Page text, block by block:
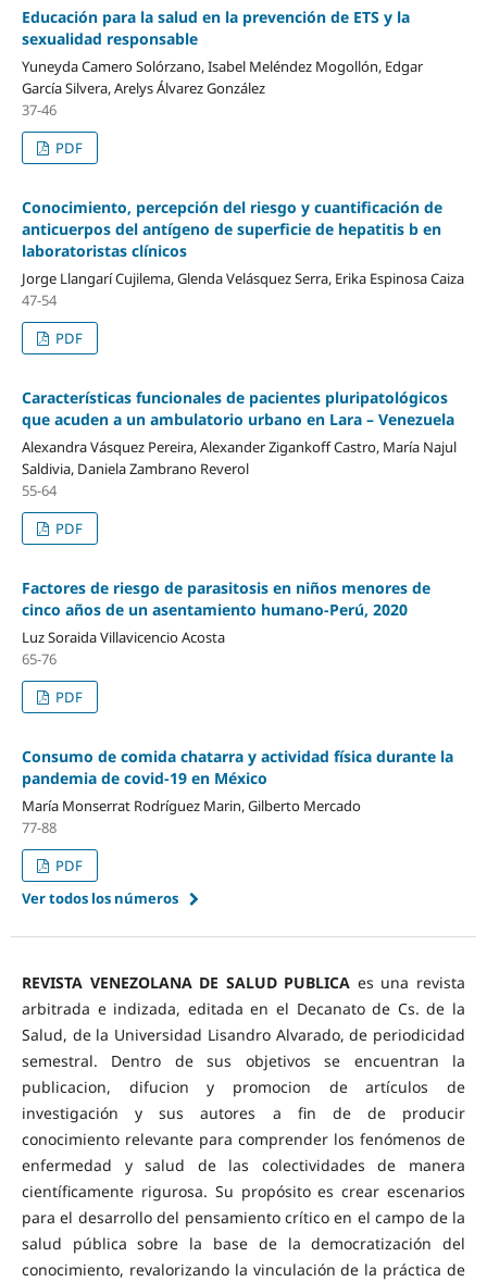
Educación para la salud en la prevención de ETS y la
sexualidad responsable
Yuneyda Camero Solórzano, Isabel Meléndez Mogollón, Edgar
García Silvera, Arelys Álvarez González
37-46
PDF
Conocimiento, percepción del riesgo y cuantificación de
anticuerpos del antígeno de superficie de hepatitis b en
laboratoristas clínicos
Jorge Llangarí Cujilema, Glenda Velásquez Serra, Erika Espinosa Caiza
47-54
PDF
Características funcionales de pacientes pluripatológicos
que acuden a un ambulatorio urbano en Lara – Venezuela
Alexandra Vásquez Pereira, Alexander Zigankoff Castro, María Najul
Saldivia, Daniela Zambrano Reverol
55-64
PDF
Factores de riesgo de parasitosis en niños menores de
cinco años de un asentamiento humano-Perú, 2020
Luz Soraida Villavicencio Acosta
65-76
PDF
Consumo de comida chatarra y actividad física durante la
pandemia de covid-19 en México
María Monserrat Rodríguez Marin, Gilberto Mercado
77-88
PDF
Ver todos los números
REVISTA VENEZOLANA DE SALUD PUBLICA es una revista
arbitrada e indizada, editada en el Decanato de Cs. de la
Salud, de la Universidad Lisandro Alvarado, de periodicidad
semestral. Dentro de sus objetivos se encuentran la
publicacion, difucion y promocion de artículos de
investigación y sus autores a fin de de producir
conocimiento relevante para comprender los fenómenos de
enfermedad y salud de las colectividades de manera
científicamente rigurosa. Su propósito es crear escenarios
para el desarrollo del pensamiento crítico en el campo de la
salud pública sobre la base de la democratización del
conocimiento, revalorizando la vinculación de la práctica de